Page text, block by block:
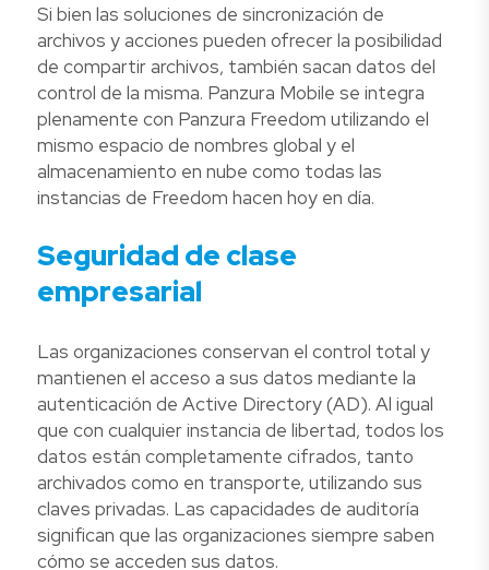
Si bien las soluciones de sincronización de
archivos y acciones pueden ofrecer la posibilidad
de compartir archivos, también sacan datos del
control de la misma. Panzura Mobile se integra
plenamente con Panzura Freedom utilizando el
mismo espacio de nombres global y el
almacenamiento en nube como todas las
instancias de Freedom hacen hoy en día.
Seguridad de clase
empresarial
Las organizaciones conservan el control total y
mantienen el acceso a sus datos mediante la
autenticación de Active Directory (AD). Al igual
que con cualquier instancia de libertad, todos los
datos están completamente cifrados, tanto
archivados como en transporte, utilizando sus
claves privadas. Las capacidades de auditoría
significan que las organizaciones siempre saben
cómo se acceden sus datos.